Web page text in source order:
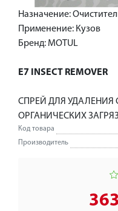
Назначение:
Применение: Кузов
Бренд: MOTUL
E7 INSECT REMOVER
СПРЕЙ ДЛЯ
ОРГАНИЧЕСКИХ
Код товара
Производитель